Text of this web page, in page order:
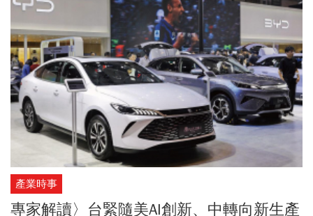
產業時事
專家解讀〉台緊隨美AI創新、中轉向新生產